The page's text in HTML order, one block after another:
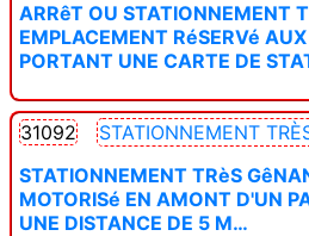
ARRêT OU STATIONNEMENT
EMPLACEMENT RéSERVé
PORTANT UNE CARTE DE
31092
STATIONNEMENT
STATIONNEMENT TRèS
MOTORISé EN AMONT D'UN
UNE DISTANCE DE 5 M…